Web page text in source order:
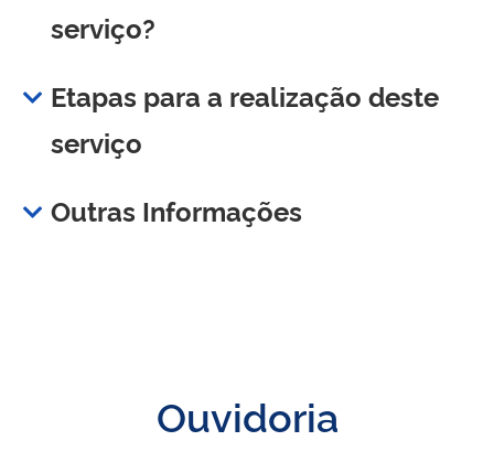
serviço?
Etapas para a realização deste
serviço
Outras Informações
Ouvidoria